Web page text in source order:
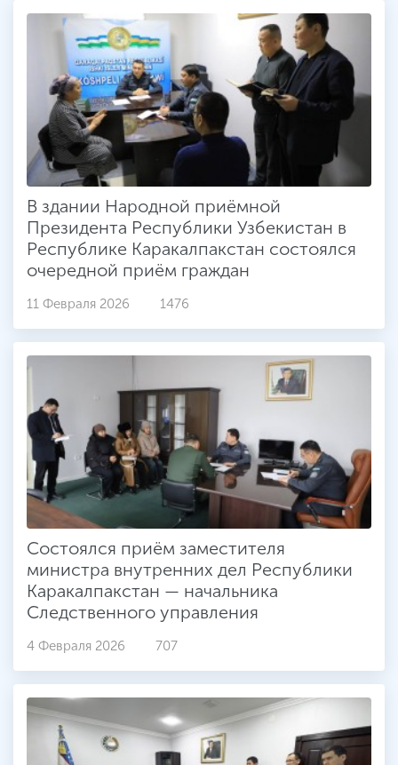
В здании Народной приёмной
Президента Республики Узбекистан в
Республике Каракалпакстан состоялся
очередной приём граждан
11 Февраля 2026 1476
Состоялся приём заместителя
министра внутренних дел Республики
Каракалпакстан — начальника
Следственного управления
4 Февраля 2026 707